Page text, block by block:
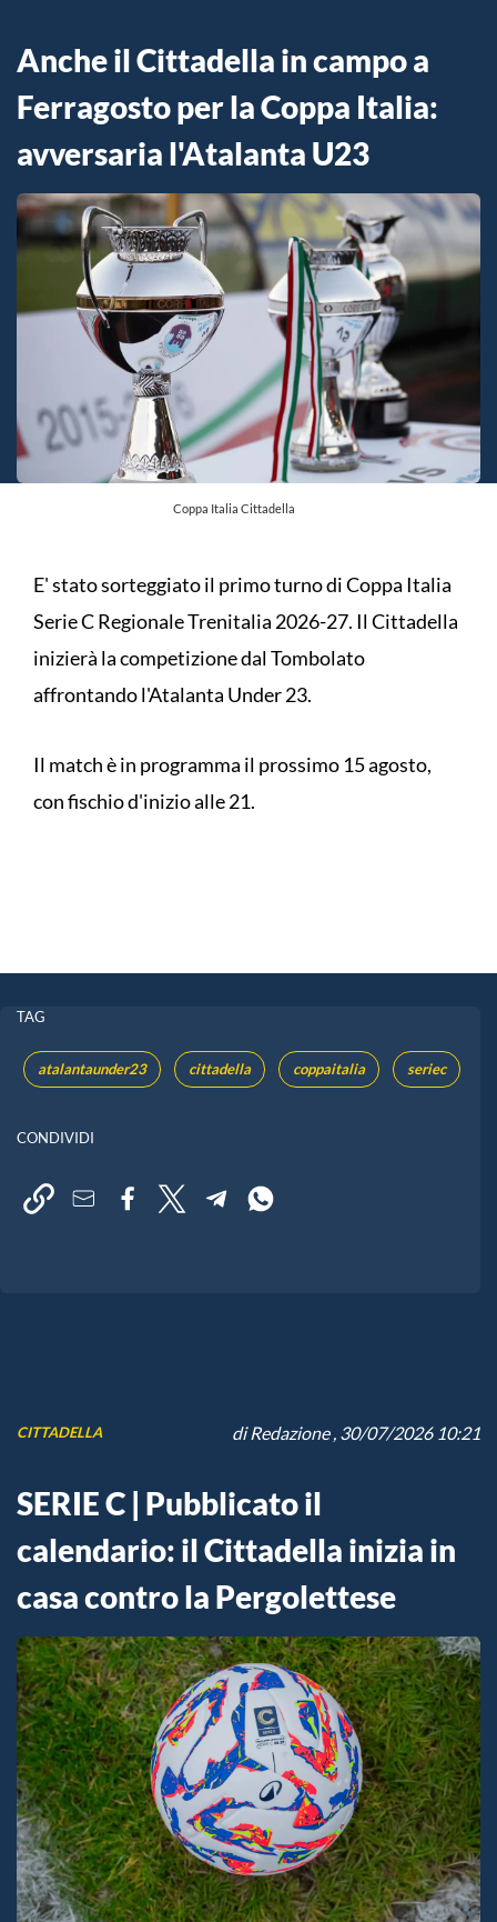
Anche il Cittadella in campo a
Ferragosto per la Coppa Italia:
avversaria l'Atalanta U23
Coppa Italia Cittadella
E' stato sorteggiato il primo turno di Coppa Italia
Serie C Regionale Trenitalia 2026-27. Il Cittadella
inizierà la competizione dal Tombolato
affrontando l'Atalanta Under 23.
Il match è in programma il prossimo 15 agosto,
con fischio d'inizio alle 21.
TAG
atalantaunder23 cittadella coppaitalia seriec
CONDIVIDI
CITTADELLA diRedazione, 30/07/2026 10:21
SERIE C | Pubblicato il
calendario: il Cittadella inizia in
casa contro la Pergolettese